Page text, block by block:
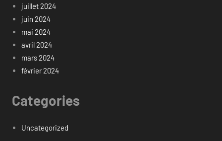
juillet 2024
juin 2024
mai 2024
avril 2024
mars 2024
février 2024
Categories
Uncategorized